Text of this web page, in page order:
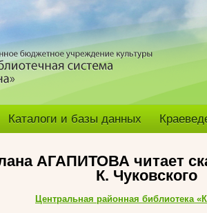
Каталоги и базы данных
АГАПИТОВА читает
К. Чуковского
Центральная районная библиотека